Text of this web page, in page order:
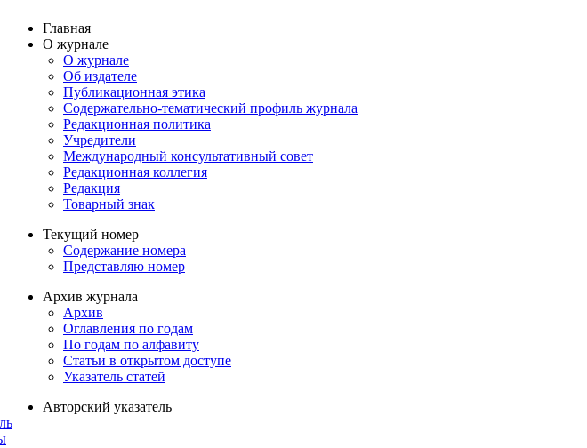
Главная
О журнале
О журнале
Об издателе
Публикационная этика
Содержательно-тематический профиль журнала
Редакционная политика
Учредители
Международный консультативный совет
Редакционная коллегия
Редакция
Товарный знак
Текущий номер
Содержание номера
Представляю номер
Архив журнала
Архив
Оглавления по годам
По годам по алфавиту
Статьи в открытом доступе
Указатель статей
Авторский указатель